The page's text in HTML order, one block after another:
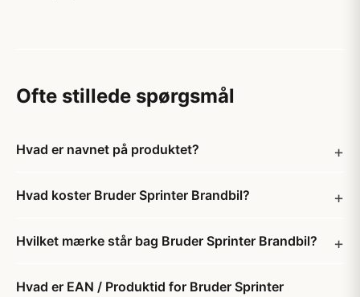
Ofte stillede spørgsmål
Hvad er navnet på produktet?
Hvad koster Bruder Sprinter Brandbil?
Hvilket mærke står bag Bruder Sprinter Brandbil?
Hvad er EAN / Produktid for Bruder Sprinter